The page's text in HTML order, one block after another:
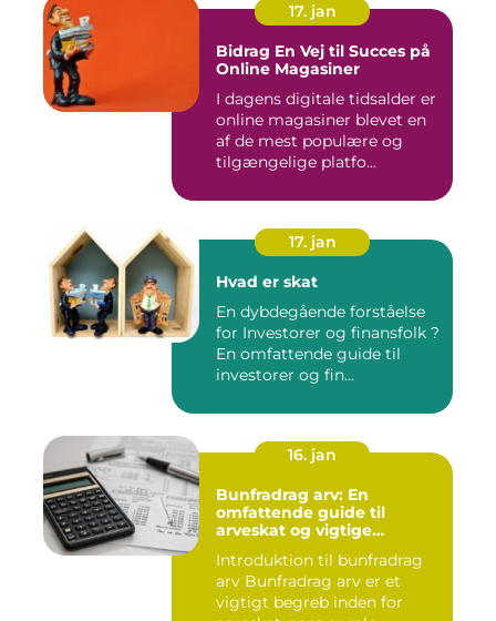
17. jan
Bidrag En Vej til Succes på
Online Magasiner
I dagens digitale tidsalder er
online magasiner blevet en
af de mest populære og
tilgængelige platfo...
17. jan
Hvad er skat
En dybdegående forståelse
for Investorer og finansfolk ?
En omfattende guide til
investorer og fin...
16. jan
Bunfradrag arv: En
omfattende guide til
arveskat og vigtige
og finansfolk
Introduktion til bunfradrag
arv Bunfradrag arv er et
vigtigt begreb inden for